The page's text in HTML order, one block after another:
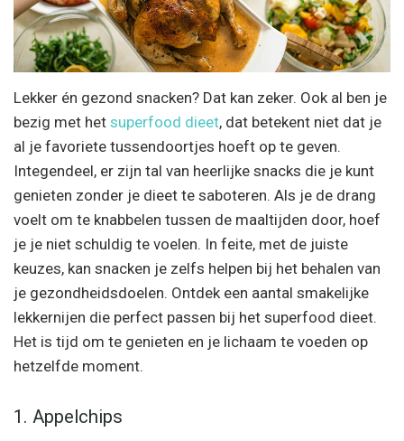
Lekker én gezond snacken? Dat kan zeker. Ook al ben je
bezig met het superfood dieet, dat betekent niet dat je
al je favoriete tussendoortjes hoeft op te geven.
Integendeel, er zijn tal van heerlijke snacks die je kunt
genieten zonder je dieet te saboteren. Als je de drang
voelt om te knabbelen tussen de maaltijden door, hoef
je je niet schuldig te voelen. In feite, met de juiste
keuzes, kan snacken je zelfs helpen bij het behalen van
je gezondheidsdoelen. Ontdek een aantal smakelijke
lekkernijen die perfect passen bij het superfood dieet.
Het is tijd om te genieten en je lichaam te voeden op
hetzelfde moment.
1. Appelchips